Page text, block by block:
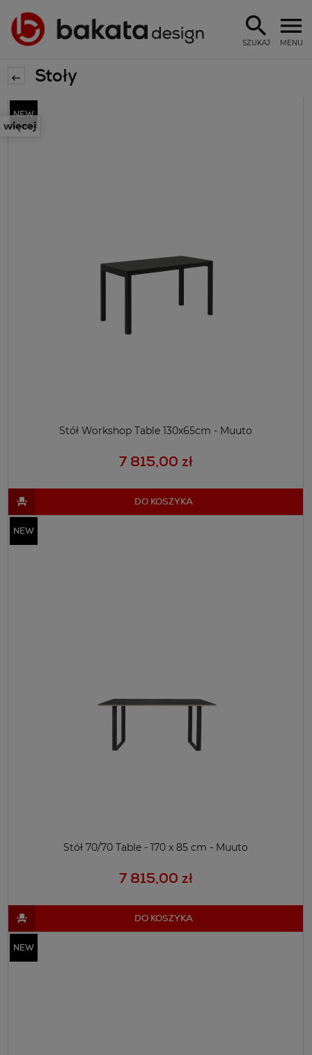
MENU
SZUKAJ
więcej
Stoły
Stół Workshop Table 130x65cm - Muuto
7 815,00 zł
DO KOSZYKA
Stół 70/70 Table - 170 x 85 cm - Muuto
7 815,00 zł
DO KOSZYKA